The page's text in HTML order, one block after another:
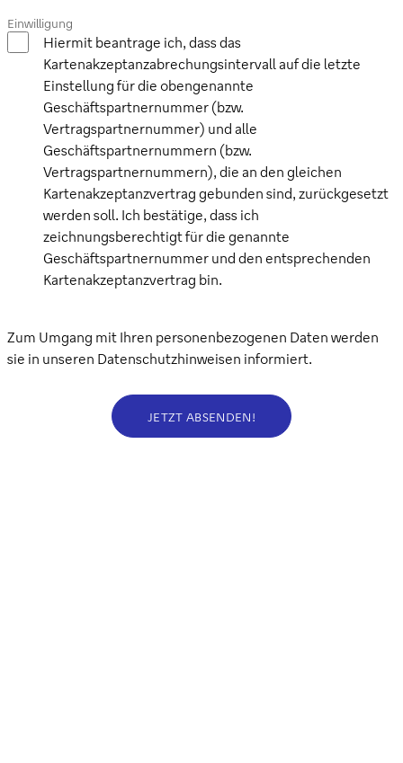
Einwilligung
Hiermit beantrage ich, dass das
Kartenakzeptanzabrechungsintervall auf die letzte
Einstellung für die obengenannte
Geschäftspartnernummer (bzw.
Vertragspartnernummer) und alle
Geschäftspartnernummern (bzw.
Vertragspartnernummern), die an den gleichen
Kartenakzeptanzvertrag gebunden sind, zurückgesetzt
werden soll. Ich bestätige, dass ich
zeichnungsberechtigt für die genannte
Geschäftspartnernummer und den entsprechenden
Kartenakzeptanzvertrag bin.
Zum Umgang mit Ihren personenbezogenen Daten werden
sie in unseren Datenschutzhinweisen informiert.
JETZT ABSENDEN!